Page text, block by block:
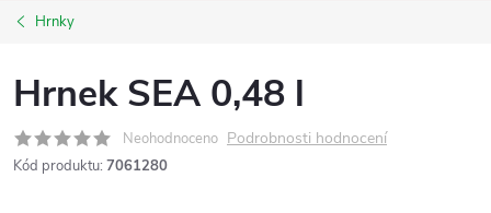
Hrnky
Hrnek SEA 0,48 l
Neohodnoceno Podrobnosti hodnocení
Kód produktu: 7061280